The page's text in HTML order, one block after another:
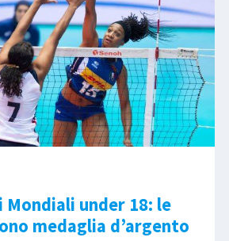
Mondiali under 18: le
medaglia d’argento